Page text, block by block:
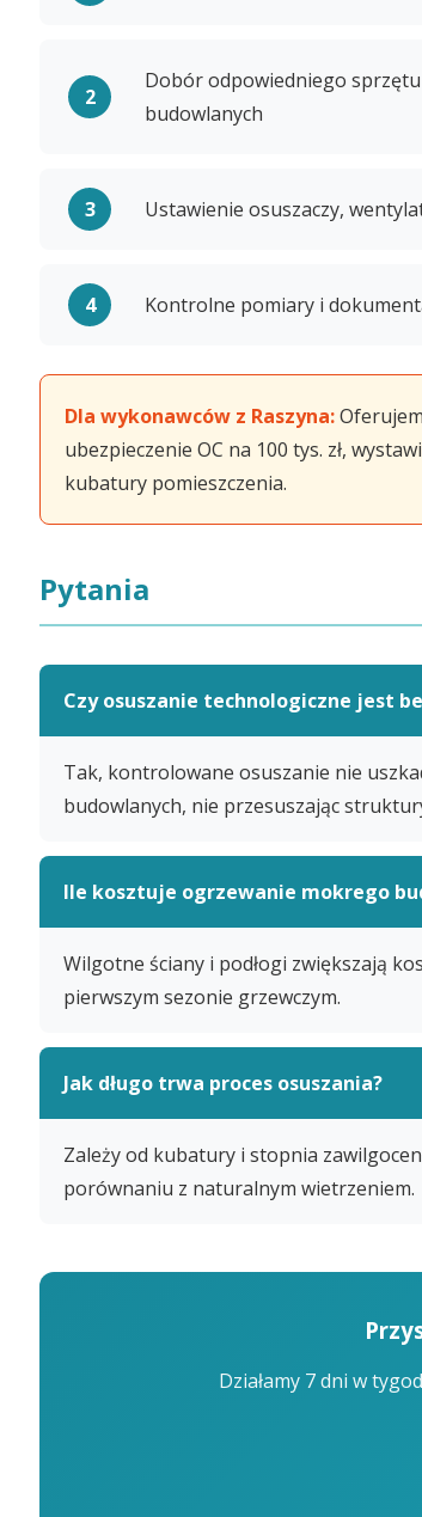
Dobór odpowiedniego
budowlanych
Ustawienie osuszaczy,
Kontrolne pomiary i
Dla wykonawców z Raszyna:
ubezpieczenie OC na 100 tys. zł,
kubatury pomieszczenia.
Pytania
Czy osuszanie technologiczne jest
Tak, kontrolowane osuszanie nie
budowlanych, nie przesuszając
Ile kosztuje ogrzewanie mokrego
Wilgotne ściany i podłogi zwiększają
pierwszym sezonie grzewczym.
Jak długo trwa proces osuszania?
Zależy od kubatury i stopnia
porównaniu z naturalnym wietrzeniem.
Działamy 7 dni w